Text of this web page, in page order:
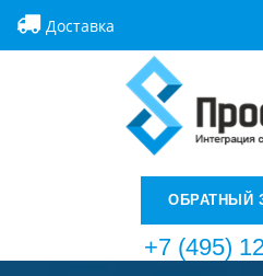
Доставка
ОБРАТНЫЙ
+7 (495)